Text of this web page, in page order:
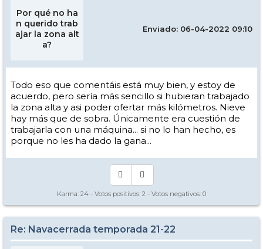
Por qué no ha
n querido trab
ajar la zona alt
a?
Enviado: 06-04-2022 09:10
Todo eso que comentáis está muy bien, y estoy de
acuerdo, pero sería más sencillo si hubieran trabajado
la zona alta y asi poder ofertar más kilómetros. Nieve
hay más que de sobra. Únicamente era cuestión de
trabajarla con una máquina... si no lo han hecho, es
porque no les ha dado la gana...
Karma: 24 - Votos positivos: 2 - Votos negativos: 0
Re: Navacerrada temporada 21-22